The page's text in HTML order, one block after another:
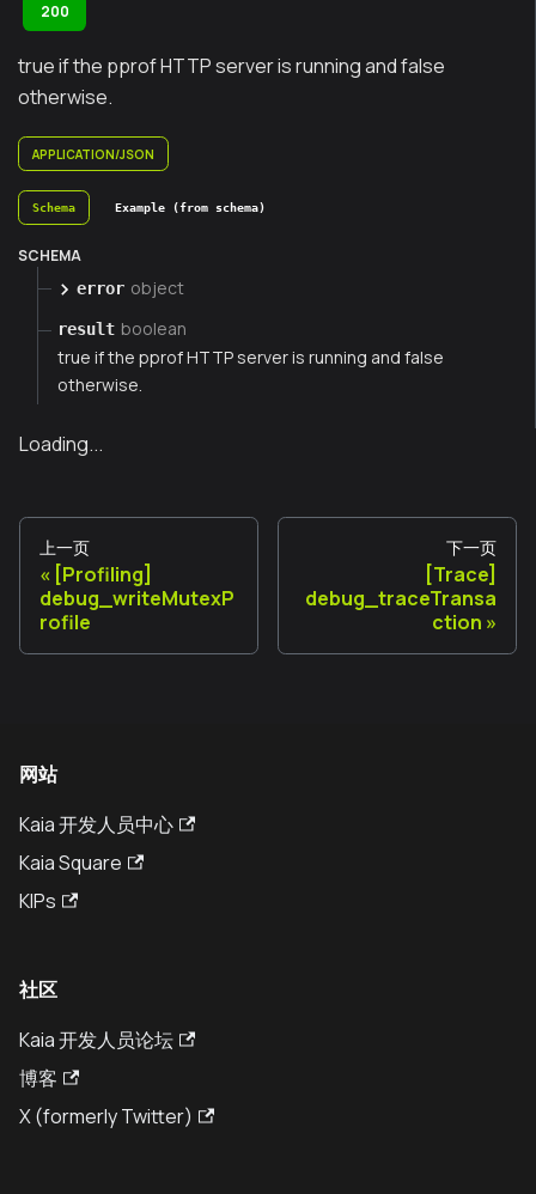
200
true if the pprof HTTP server is running and false
otherwise.
APPLICATION/JSON
Schema Example (from schema)
SCHEMA
error object
result boolean
true if the pprof HTTP server is running and false
otherwise.
Loading...
上一页
[Profiling]
debug_writeMutexP
rofile
下一页
[Trace]
debug_traceTransa
ction
网站
Kaia 开发人员中心
Kaia Square
KIPs
社区
Kaia 开发人员论坛
博客
X (formerly Twitter)